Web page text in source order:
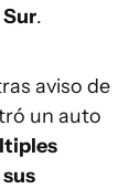
Sur.
aviso de
un auto